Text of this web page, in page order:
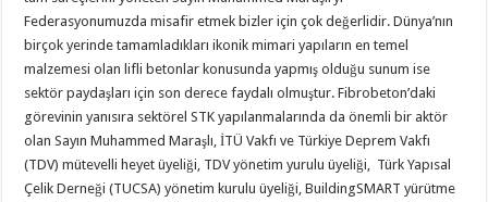
Federasyonumuzda misafir etmek bizler için çok değerlidir. Dünya’nın
birçok yerinde tamamladıkları ikonik mimari yapıların en temel
malzemesi olan lifli betonlar konusunda yapmış olduğu sunum ise
sektör paydaşları için son derece faydalı olmuştur. Fibrobeton’daki
görevinin yanısıra sektörel STK yapılanmalarında da önemli bir aktör
olan Sayın Muhammed Maraşlı, İTÜ Vakfı ve Türkiye Deprem Vakfı
(TDV) mütevelli heyet üyeliği, TDV yönetim yurulu üyeliği, Türk Yapısal
Çelik Derneği (TUCSA) yönetim kurulu üyeliği, BuildingSMART yürütme